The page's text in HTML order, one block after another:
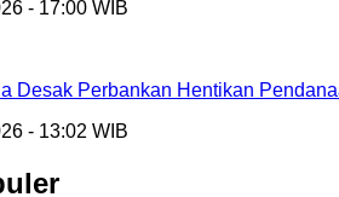
- 17:00 WIB
Desak Perbankan Hentikan
- 13:02 WIB